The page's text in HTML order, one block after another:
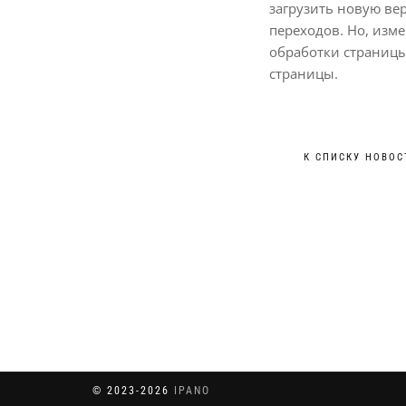
загрузить новую
переходов. Но,
обработки
страницы.
К СПИСКУ
© 2023-2026 IPANO